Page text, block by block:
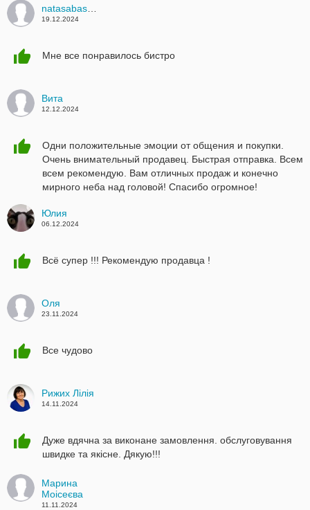
19.12.2024
Мне все понравилось бистро
Вита
12.12.2024
Одни положительные эмоции от общения и покупки.
Очень внимательный продавец. Быстрая отправка. Всем
всем рекомендую. Вам отличных продаж и конечно
мирного неба над головой! Спасибо огромное!
Юлия
06.12.2024
Всё супер !!! Рекомендую продавца !
Оля
23.11.2024
Все чудово
Рижих Лілія
14.11.2024
Дуже вдячна за виконане замовлення. обслуговування
швидке та якісне. Дякую!!!
Марина
Моісеєва
11.11.2024